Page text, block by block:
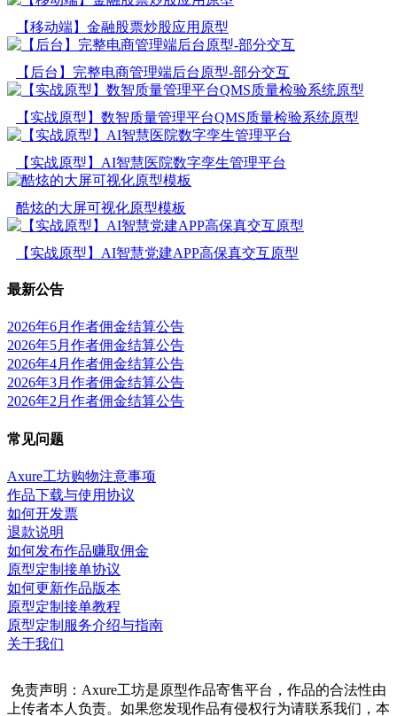
【移动端】金融股票炒股应用原型
【后台】完整电商管理端后台原型-部分交互
【实战原型】数智质量管理平台QMS质量检验系统原型
【实战原型】AI智慧医院数字孪生管理平台
酷炫的大屏可视化原型模板
【实战原型】AI智慧党建APP高保真交互原型
最新公告
2026年6月作者佣金结算公告
2026年5月作者佣金结算公告
2026年4月作者佣金结算公告
2026年3月作者佣金结算公告
2026年2月作者佣金结算公告
常见问题
Axure工坊购物注意事项
作品下载与使用协议
如何开发票
退款说明
如何发布作品赚取佣金
原型定制接单协议
如何更新作品版本
原型定制接单教程
原型定制服务介绍与指南
关于我们
免责声明：Axure工坊是原型作品寄售平台，作品的合法性由
上传者本人负责。如果您发现作品有侵权行为请联系我们，本